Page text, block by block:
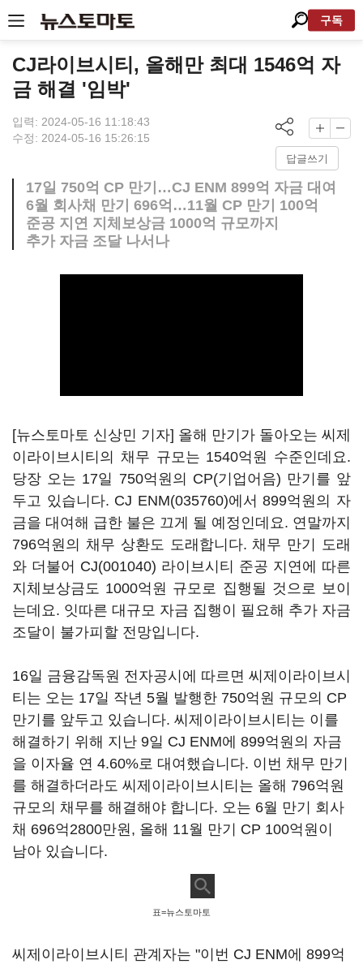
구독
CJ라이브시티, 올해만 최대 1546억 자
금 해결 '임박'
입력: 2024-05-16 11:18:43
수정: 2024-05-16 15:26:15
답글쓰기
17일 750억 CP 만기…CJ ENM 899억 자금 대여
6월 회사채 만기 696억…11월 CP 만기 100억
준공 지연 지체보상금 1000억 규모까지
추가 자금 조달 나서나
[뉴스토마토 신상민 기자] 올해 만기가 돌아오는 씨제
이라이브시티의 채무 규모는 1540억원 수준인데요.
당장 오는 17일 750억원의 CP(기업어음) 만기를 앞
두고 있습니다. CJ ENM(035760)에서 899억원의 자
금을 대여해 급한 불은 끄게 될 예정인데요. 연말까지
796억원의 채무 상환도 도래합니다. 채무 만기 도래
와 더불어 CJ(001040) 라이브시티 준공 지연에 따른
지체보상금도 1000억원 규모로 집행될 것으로 보이
는데요. 잇따른 대규모 자금 집행이 필요해 추가 자금
조달이 불가피할 전망입니다.
16일 금융감독원 전자공시에 따르면 씨제이라이브시
티는 오는 17일 작년 5월 발행한 750억원 규모의 CP
만기를 앞두고 있습니다. 씨제이라이브시티는 이를
해결하기 위해 지난 9일 CJ ENM에 899억원의 자금
을 이자율 연 4.60%로 대여했습니다. 이번 채무 만기
를 해결하더라도 씨제이라이브시티는 올해 796억원
규모의 채무를 해결해야 합니다. 오는 6월 만기 회사
채 696억2800만원, 올해 11월 만기 CP 100억원이
남아 있습니다.
표=뉴스토마토
씨제이라이브시티 관계자는 "이번 CJ ENM에 899억